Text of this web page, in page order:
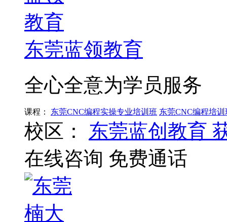
东莞蓝领教育
全心全意为学员服务
课程： 东莞CNC编程实操专业培训班 东莞CNC编程培训
校区： 东莞蓝创教育
在线咨询 免费通话